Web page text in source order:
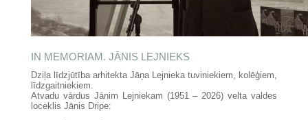
IN MEMORIAM. JĀNIS LEJNIEKS
Dziļa līdzjūtība arhitekta Jāņa Lejnieka tuviniekiem, kolēģiem,
līdzgaitniekiem.
Atvadu vārdus Jānim Lejniekam (1951 – 2026) velta valdes
loceklis Jānis Dripe: